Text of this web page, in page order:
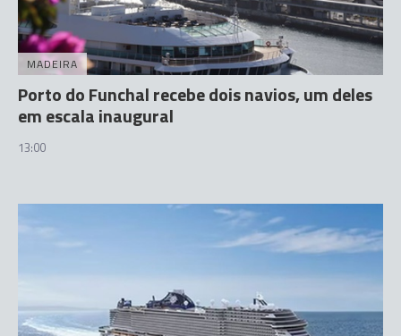
MADEIRA
Porto do Funchal recebe dois navios, um deles
em escala inaugural
13:00